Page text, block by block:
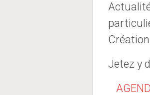
Jetez y